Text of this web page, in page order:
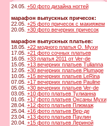
24.05. +50 фото дизайна ногтей
марафон выпускных причесок:
22.05. +25 фото причесок с макияжем
20.05. +30 фото вечерних причесок
марафон выпускных платьев:
18.05. +22 модного платья О. Мухи
17.05. +21 фото сочных платьев
16.05. +33 платья 2011 от Ver-de
15.05. +13 вечерних платьев Tulianna
12.05. +30 вечерних платьев Plumage
10.05. +15 вечерних платьев LeRina
07.05. +17 вечерних платьев Pauline
05.05. +30 вечерних платьев Ver-de
03.05. +10 фото платьев Тулианна
01.05. +17 фото платьев Оксаны Мухи
28.04. +12 фото платьев Плюмаж
25.04. +16 фото платьев Вер-де
23.04. +13 фото платьев Паулин
20.04. +15 фото платьев Лериной